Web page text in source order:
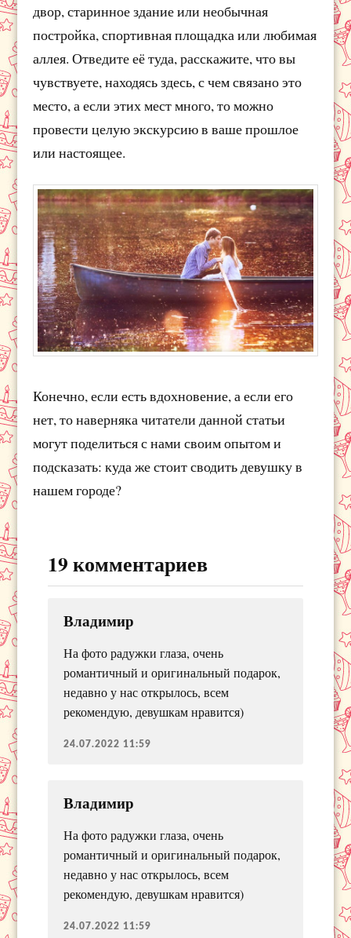
двор, старинное здание или необычная
постройка, спортивная площадка или любимая
аллея. Отведите её туда, расскажите, что вы
чувствуете, находясь здесь, с чем связано это
место, а если этих мест много, то можно
провести целую экскурсию в ваше прошлое
или настоящее.
Конечно, если есть вдохновение, а если его
нет, то наверняка читатели данной статьи
могут поделиться с нами своим опытом и
подсказать: куда же стоит сводить девушку в
нашем городе?
19 комментариев
Владимир
На фото радужки глаза, очень
романтичный и оригинальный подарок,
недавно у нас открылось, всем
рекомендую, девушкам нравится)
24.07.2022 11:59
Владимир
На фото радужки глаза, очень
романтичный и оригинальный подарок,
недавно у нас открылось, всем
рекомендую, девушкам нравится)
24.07.2022 11:59